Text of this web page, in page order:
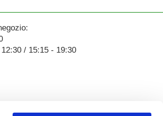
/ 15:15 - 19:30